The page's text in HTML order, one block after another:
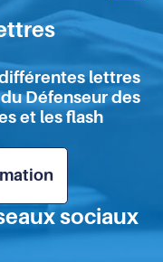
de
lettres
Défenseur des
et les flash
sociaux